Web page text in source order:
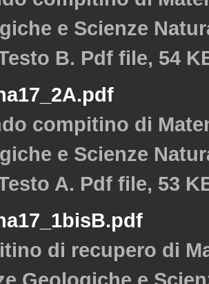
e Scienze
B. Pdf file, 54
compitino di
e Scienze
A. Pdf file, 53
di recupero di